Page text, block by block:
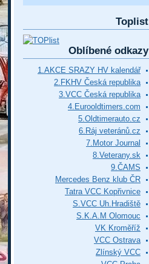
Toplist
Oblíbené odkazy
1.AKCE SRAZY HV kalendář
2.FKHV Česká republika
3.VCC Česká republika
4.Eurooldtimers.com
5.Oldtimerauto.cz
6.Ráj veteránů.cz
7.Motor Journal
8.Veterany.sk
9.ČAMS
Mercedes Benz klub ČR
Tatra VCC Kopřivnice
S.VCC Uh.Hradiště
S.K.A.M Olomouc
VK Kroměříž
VCC Ostrava
Zlínský VCC